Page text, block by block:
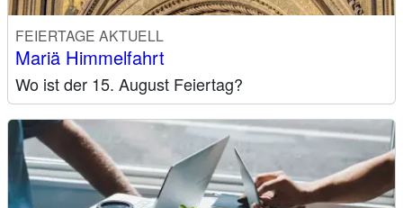
FEIERTAGE AKTUELL
Mariä Himmelfahrt
Wo ist der 15. August Feiertag?